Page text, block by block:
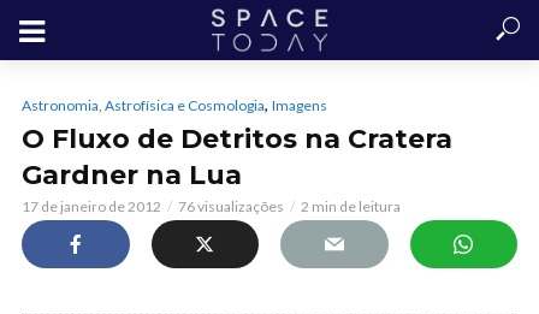
Astronomia, Astrofísica e Cosmologia, Imagens
O Fluxo de Detritos na Cratera
Gardner na Lua
17 de janeiro de 2012 76 visualizações 2 min de leitura